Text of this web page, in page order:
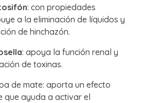
: con propiedades
a la eliminación de líquidos y
de hinchazón.
: apoya la función renal y
de toxinas.
de mate: aporta un efecto
que ayuda a activar el